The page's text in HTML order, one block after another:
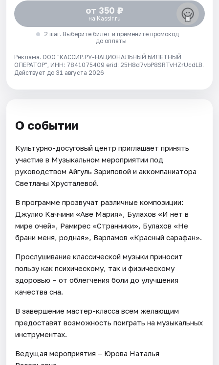
от 350 ₽
на Kassir.ru
2 шаг. Выберите билет и примените промокод
до оплаты
Реклама. ООО "КАССИР.РУ-НАЦИОНАЛЬНЫЙ БИЛЕТНЫЙ
ОПЕРАТОР", ИНН: 7841075409 erid: 25H8d7vbP8SRTvHZrUcdLB.
Действует до 31 августа 2026
О событии
Культурно-досуговый центр приглашает принять
участие в Музыкальном мероприятии под
руководством Айгуль Зариповой и аккомпаниатора
Светланы Хрусталевой.
В программе прозвучат различные композиции:
Джулио Каччини «Аве Мария», Булахов «И нет в
мире очей», Рамирес «Странники», Булахов «Не
брани меня, родная», Варламов «Красный сарафан».
Прослушивание классической музыки приносит
пользу как психическому, так и физическому
здоровью – от облегчения боли до улучшения
качества сна.
В завершение мастер-класса всем желающим
предоставят возможность поиграть на музыкальных
инструментах.
Ведущая мероприятия – Юрова Наталья